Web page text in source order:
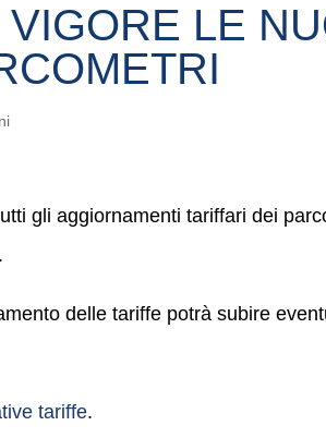
LE
gli aggiornamenti tariffari dei
delle tariffe potrà subire
tariffe.